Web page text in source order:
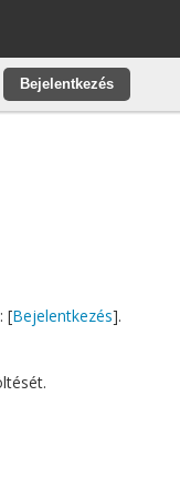
Bejelentkezés
[Bejelentkezés].